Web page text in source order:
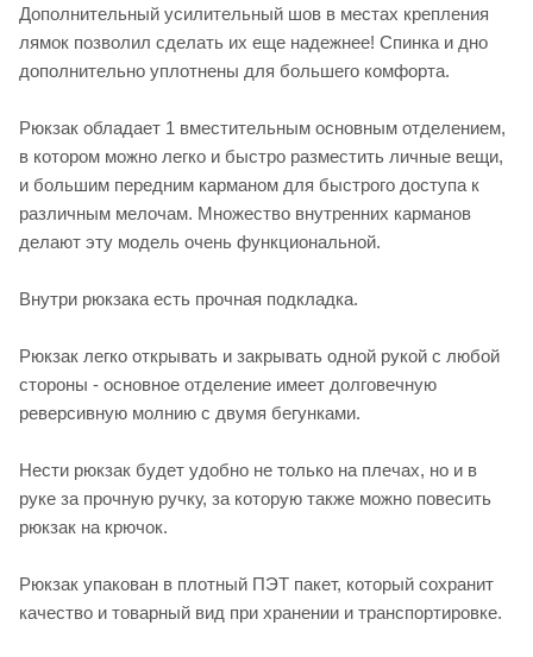
Дополнительный усилительный шов в местах крепления
лямок позволил сделать их еще надежнее! Спинка и дно
дополнительно уплотнены для большего комфорта.
Рюкзак обладает 1 вместительным основным отделением,
в котором можно легко и быстро разместить личные вещи,
и большим передним карманом для быстрого доступа к
различным мелочам. Множество внутренних карманов
делают эту модель очень функциональной.
Внутри рюкзака есть прочная подкладка.
Рюкзак легко открывать и закрывать одной рукой с любой
стороны - основное отделение имеет долговечную
реверсивную молнию с двумя бегунками.
Нести рюкзак будет удобно не только на плечах, но и в
руке за прочную ручку, за которую также можно повесить
рюкзак на крючок.
Рюкзак упакован в плотный ПЭТ пакет, который сохранит
качество и товарный вид при хранении и транспортировке.